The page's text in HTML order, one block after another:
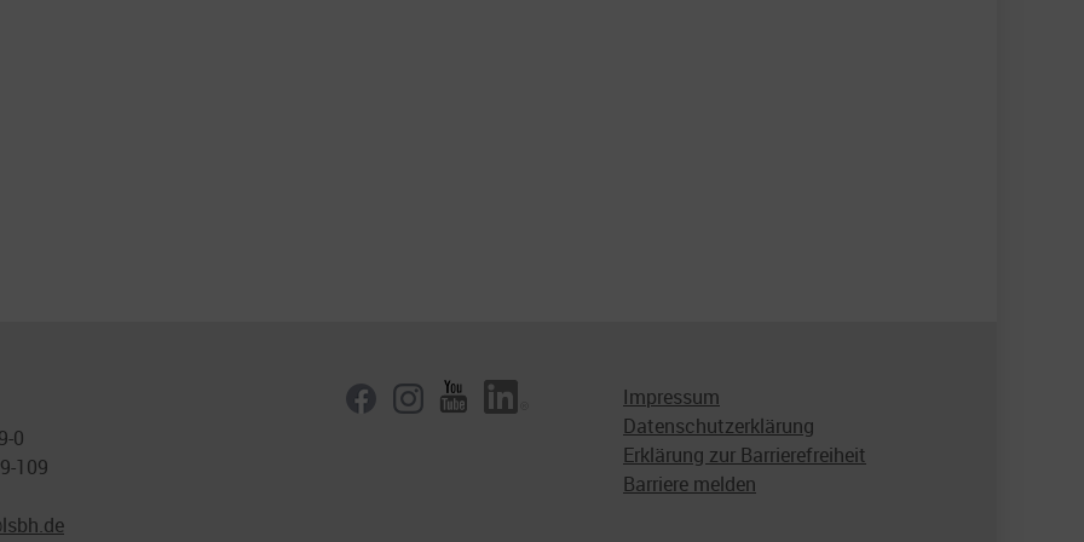
0
109
Impressum
Datenschutzerklärung
Erklärung zur Barrierefreiheit
Barriere melden